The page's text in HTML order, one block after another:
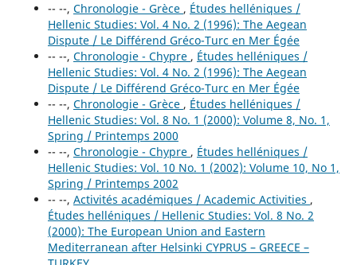
-- --, Chronologie - Grèce , Études helléniques /
Hellenic Studies: Vol. 4 No. 2 (1996): The Aegean
Dispute / Le Différend Gréco-Turc en Mer Égée
-- --, Chronologie - Chypre , Études helléniques /
Hellenic Studies: Vol. 4 No. 2 (1996): The Aegean
Dispute / Le Différend Gréco-Turc en Mer Égée
-- --, Chronologie - Grèce , Études helléniques /
Hellenic Studies: Vol. 8 No. 1 (2000): Volume 8, No. 1,
Spring / Printemps 2000
-- --, Chronologie - Chypre , Études helléniques /
Hellenic Studies: Vol. 10 No. 1 (2002): Volume 10, No 1,
Spring / Printemps 2002
-- --, Activités académiques / Academic Activities ,
Études helléniques / Hellenic Studies: Vol. 8 No. 2
(2000): The European Union and Eastern
Mediterranean after Helsinki CYPRUS – GREECE –